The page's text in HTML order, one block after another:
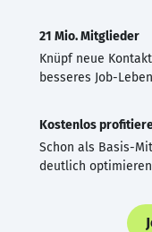
21 Mio. Mitglieder
Knüpf neue
besseres Job-
Kostenlos
Schon als Basis-
deutlich